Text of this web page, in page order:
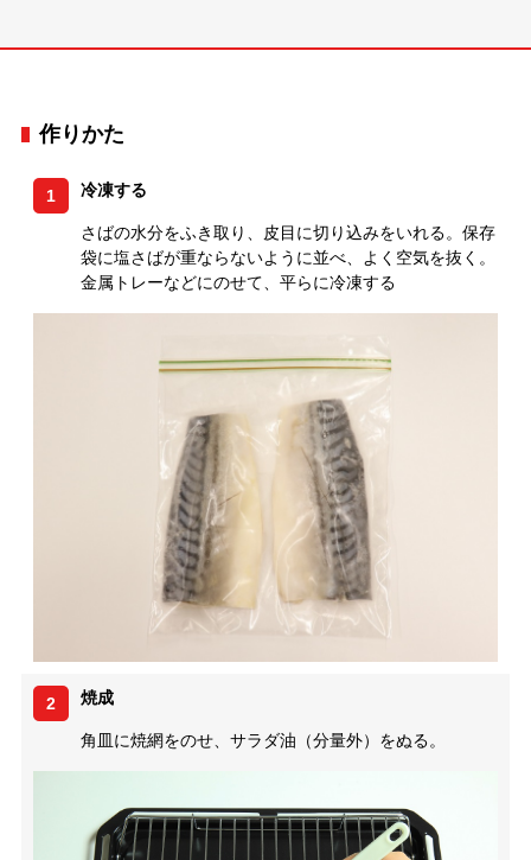
作りかた
1 冷凍する
さばの水分をふき取り、皮目に切り込みをいれる。保存
袋に塩さばが重ならないように並べ、よく空気を抜く。
金属トレーなどにのせて、平らに冷凍する
2 焼成
角皿に焼網をのせ、サラダ油（分量外）をぬる。